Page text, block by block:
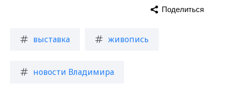
выставка живопись
новости Владимира
Поделиться